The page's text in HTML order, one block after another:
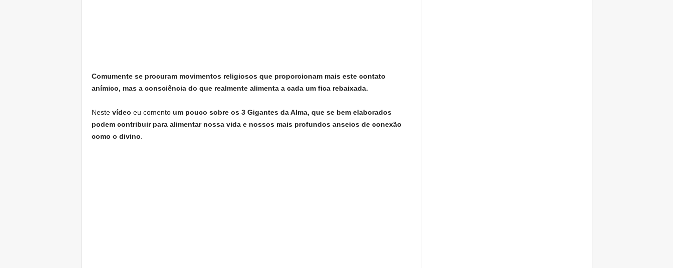
Comumente se procuram movimentos religiosos que proporcionam mais este contato
anímico, mas a consciência do que realmente alimenta a cada um fica rebaixada.
Neste vídeo eu comento um pouco sobre os3 Gigantes da Alma, que se bem elaborados
podem contribuir paraalimentar nossa vida e nossos mais profundos anseios de conexão
como o divino